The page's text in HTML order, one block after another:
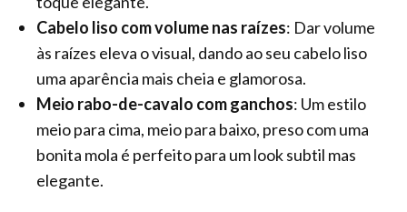
Cabelo liso com volume nas raízes: Dar volume
às raízes eleva o visual, dando ao seu cabelo liso
uma aparência mais cheia e glamorosa.
Meio rabo-de-cavalo com ganchos: Um estilo
meio para cima, meio para baixo, preso com uma
bonita mola é perfeito para um look subtil mas
elegante.